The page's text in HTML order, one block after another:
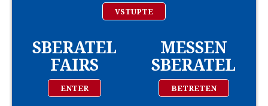
VSTUPTE
SBERATEL
FAIRS
ENTER
MESSEN
SBERATEL
BETRETEN